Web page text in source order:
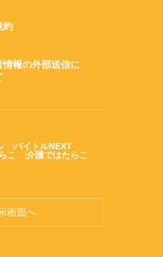
約
情報の外部送信に
バイトルNEXT
こ 介護ではたらこ
画面へ